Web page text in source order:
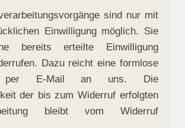
sind nur mit
Einwilligung möglich. Sie
bereits erteilte Einwilligung
Dazu reicht eine formlose
per E-Mail an uns. Die
der bis zum Widerruf erfolgten
bleibt vom Widerruf